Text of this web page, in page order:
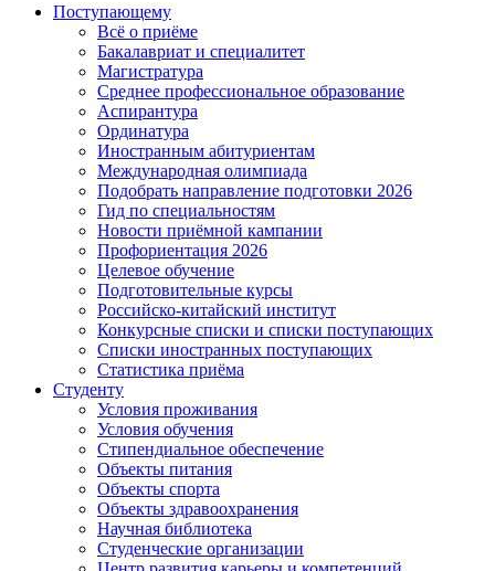
Поступающему
Всё о приёме
Бакалавриат и специалитет
Магистратура
Среднее профессиональное образование
Аспирантура
Ординатура
Иностранным абитуриентам
Международная олимпиада
Подобрать направление подготовки 2026
Гид по специальностям
Новости приёмной кампании
Профориентация 2026
Целевое обучение
Подготовительные курсы
Российско-китайский институт
Конкурсные списки и списки поступающих
Списки иностранных поступающих
Статистика приёма
Студенту
Условия проживания
Условия обучения
Стипендиальное обеспечение
Объекты питания
Объекты спорта
Объекты здравоохранения
Научная библиотека
Студенческие организации